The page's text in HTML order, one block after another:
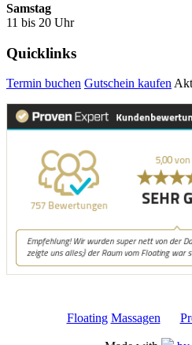
Samstag
11 bis 20 Uhr
Quicklinks
Termin buchen Gutschein kaufen
Floating Massagen